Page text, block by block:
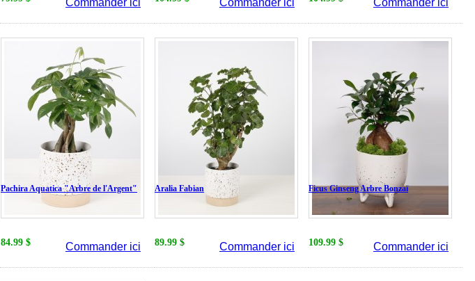
Commander ici Commander ici Commander ici
Pachira Aquatica "Arbre de l'Argent"
84.99 $ Commander ici
Aralia Fabian
89.99 $ Commander ici
Ficus Ginseng Arbre Bonzaï
109.99 $ Commander ici